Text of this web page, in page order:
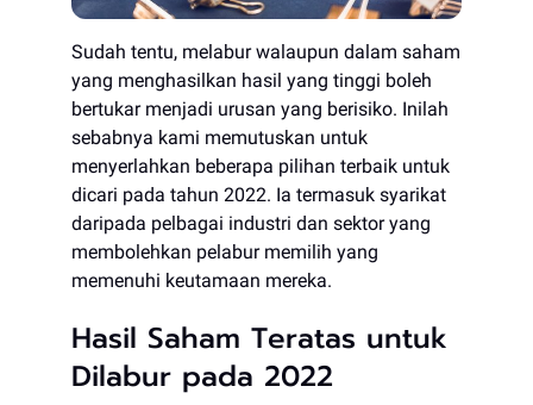
Sudah tentu, melabur walaupun dalam saham
yang menghasilkan hasil yang tinggi boleh
bertukar menjadi urusan yang berisiko. Inilah
sebabnya kami memutuskan untuk
menyerlahkan beberapa pilihan terbaik untuk
dicari pada tahun 2022. Ia termasuk syarikat
daripada pelbagai industri dan sektor yang
membolehkan pelabur memilih yang
memenuhi keutamaan mereka.
Hasil Saham Teratas untuk
Dilabur pada 2022